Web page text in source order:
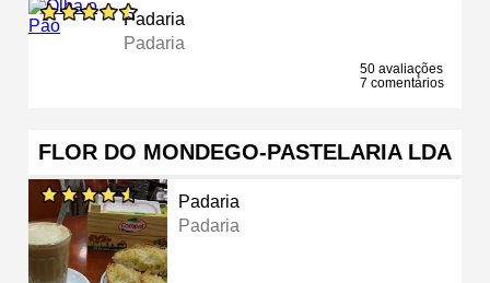
Padaria
Padaria
50 avaliações
7 comentários
FLOR DO MONDEGO-PASTELARIA LDA
Padaria
Padaria